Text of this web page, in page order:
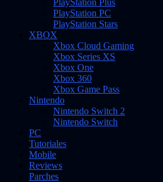
PlayStation PC
PlayStation Stars
XBOX
Xbox Cloud Gaming
Xbox Series XS
Xbox One
Xbox 360
Xbox Game Pass
Nintendo
Nintendo Switch 2
Nintendo Switch
PC
Tutoriales
Mobile
Reviews
Parches